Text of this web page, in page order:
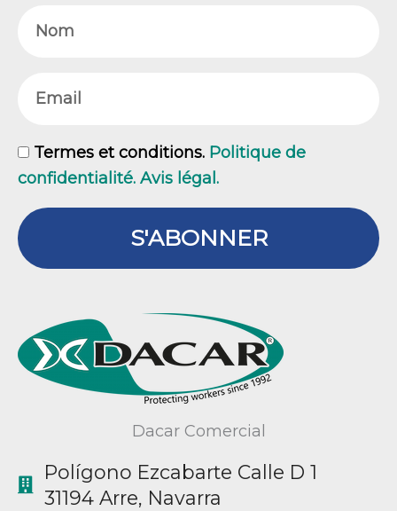
GDPR
Termes et conditions. Politique de
confidentialité. Avis légal.
S'ABONNER
Dacar Comercial
Polígono Ezcabarte Calle D 1
31194 Arre, Navarra